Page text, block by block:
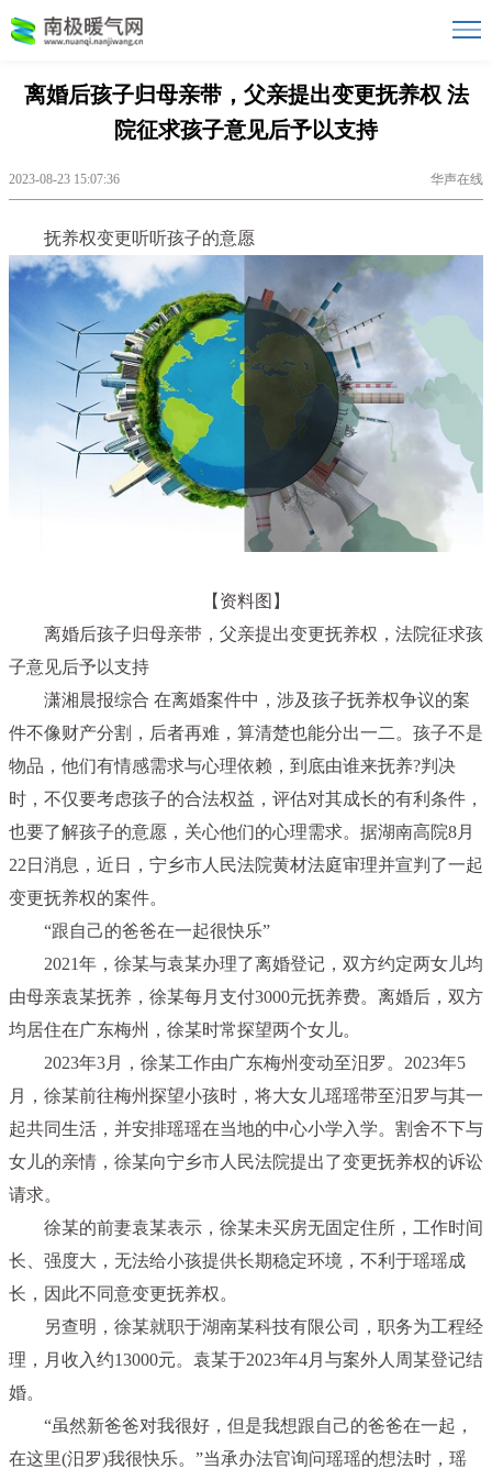
离婚后孩子归母亲带，父亲提出变更抚养权 法
院征求孩子意见后予以支持
2023-08-23 15:07:36 华声在线
抚养权变更听听孩子的意愿
【资料图】
离婚后孩子归母亲带，父亲提出变更抚养权，法院征求孩
子意见后予以支持
潇湘晨报综合 在离婚案件中，涉及孩子抚养权争议的案
件不像财产分割，后者再难，算清楚也能分出一二。孩子不是
物品，他们有情感需求与心理依赖，到底由谁来抚养?判决
时，不仅要考虑孩子的合法权益，评估对其成长的有利条件，
也要了解孩子的意愿，关心他们的心理需求。据湖南高院8月
22日消息，近日，宁乡市人民法院黄材法庭审理并宣判了一起
变更抚养权的案件。
“跟自己的爸爸在一起很快乐”
2021年，徐某与袁某办理了离婚登记，双方约定两女儿均
由母亲袁某抚养，徐某每月支付3000元抚养费。离婚后，双方
均居住在广东梅州，徐某时常探望两个女儿。
2023年3月，徐某工作由广东梅州变动至汨罗。2023年5
月，徐某前往梅州探望小孩时，将大女儿瑶瑶带至汨罗与其一
起共同生活，并安排瑶瑶在当地的中心小学入学。割舍不下与
女儿的亲情，徐某向宁乡市人民法院提出了变更抚养权的诉讼
请求。
徐某的前妻袁某表示，徐某未买房无固定住所，工作时间
长、强度大，无法给小孩提供长期稳定环境，不利于瑶瑶成
长，因此不同意变更抚养权。
另查明，徐某就职于湖南某科技有限公司，职务为工程经
理，月收入约13000元。袁某于2023年4月与案外人周某登记结
婚。
“虽然新爸爸对我很好，但是我想跟自己的爸爸在一起，
在这里(汨罗)我很快乐。”当承办法官询问瑶瑶的想法时，瑶